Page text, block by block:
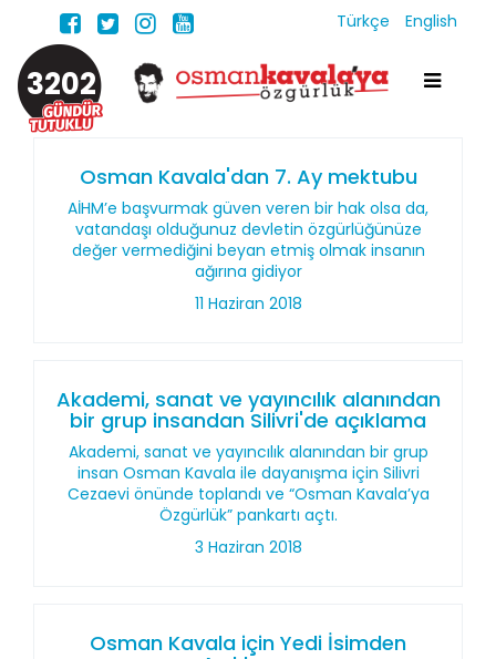
Türkçe English
3202
Osman Kavala'dan 7. Ay mektubu
AİHM’e başvurmak güven veren bir hak olsa da,
vatandaşı olduğunuz devletin özgürlüğünüze
değer vermediğini beyan etmiş olmak insanın
ağırına gidiyor
11 Haziran 2018
Akademi, sanat ve yayıncılık alanından
bir grup insandan Silivri'de açıklama
Akademi, sanat ve yayıncılık alanından bir grup
insan Osman Kavala ile dayanışma için Silivri
Cezaevi önünde toplandı ve “Osman Kavala’ya
Özgürlük” pankartı açtı.
3 Haziran 2018
Osman Kavala için Yedi İsimden